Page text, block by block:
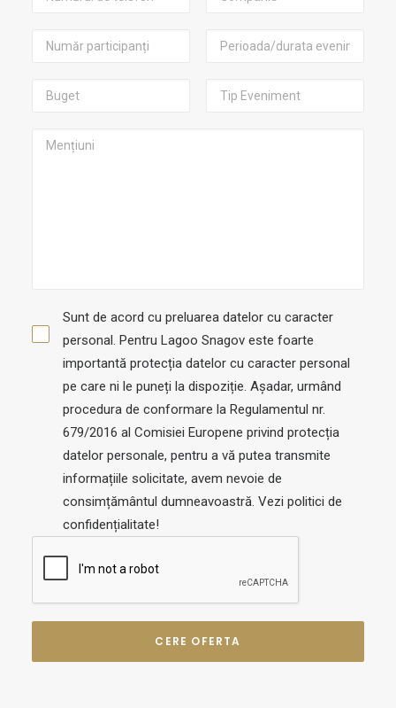
Sunt de acord cu preluarea datelor cu caracter
personal. Pentru Lagoo Snagov este foarte
importantă protecția datelor cu caracter personal
pe care ni le puneți la dispoziție. Așadar, urmând
procedura de conformare la Regulamentul nr.
679/2016 al Comisiei Europene privind protecția
datelor personale, pentru a vă putea transmite
informațiile solicitate, avem nevoie de
consimțământul dumneavoastră. Vezi politici de
confidențialitate!